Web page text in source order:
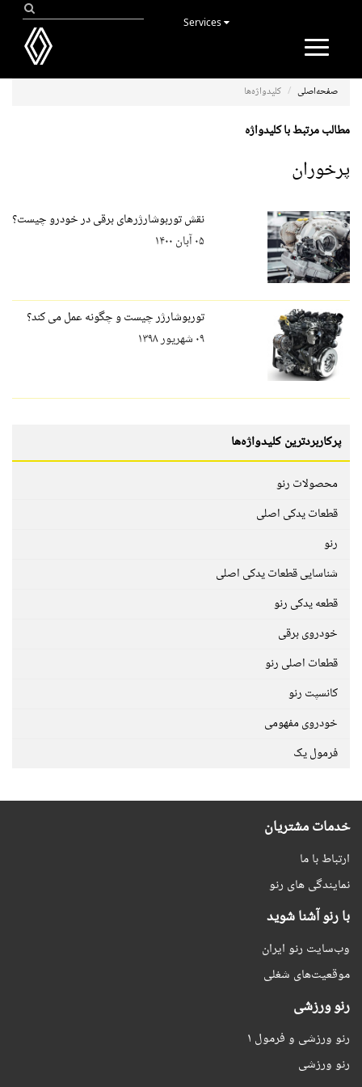
Toggle
صفحه‌اصلی کلیدواژه‌ها
مطالب مرتبط با کلیدواژه
پرخوران
نقش توربوشارژرهای برقی در خودرو چیست؟
۰۵ آبان ۱۴۰۰
توربوشارژر چیست و چگونه عمل می کند؟
۰۹ شهریور ۱۳۹۸
پرکاربردترین کلیدواژه‌ها
محصولات رنو
قطعات یدکی اصلی
رنو
شناسایی قطعات یدکی اصلی
قطعه یدکی رنو
خودروی برقی
قطعات اصلی رنو
کانسپت رنو
خودروی مفهومی
فرمول یک
خدمات مشتریان
ارتباط با ما
نمایندگی های رنو
با رنو آشنا شوید
وب‌سایت رنو ایران
موقعیت‌های شغلی
رنو ورزشی
رنو ورزشی و فرمول ۱
رنو ورزشی